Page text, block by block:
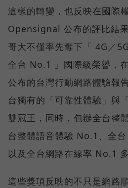
這樣的轉變，也反映在國際
Opensignal 公布的評比結
哥大不僅率先奪下「 4G／
全台 No.1 」國際級榮譽，
公布的台灣行動網路體驗報
台獨有的「可靠性體驗」與
雙冠王，同時，包辦全台整
台整體語音體驗 No.1、全
以及全台網路在線率 No.1 多
這些獎項反映的不只是網路